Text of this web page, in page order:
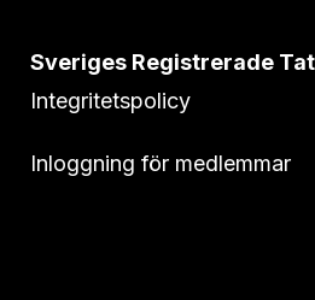
Sveriges Registrerade
Integritetspolicy
Inloggning för medlemmar